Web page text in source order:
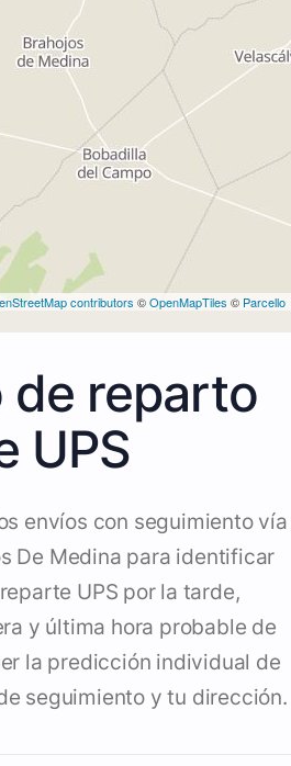
contributors ©OpenMapTiles © Parcello
de reparto
UPS
envíos con seguimiento vía
De Medina para identificar
UPS por la tarde,
y última hora probable de
la predicción individual de
seguimiento y tu dirección.